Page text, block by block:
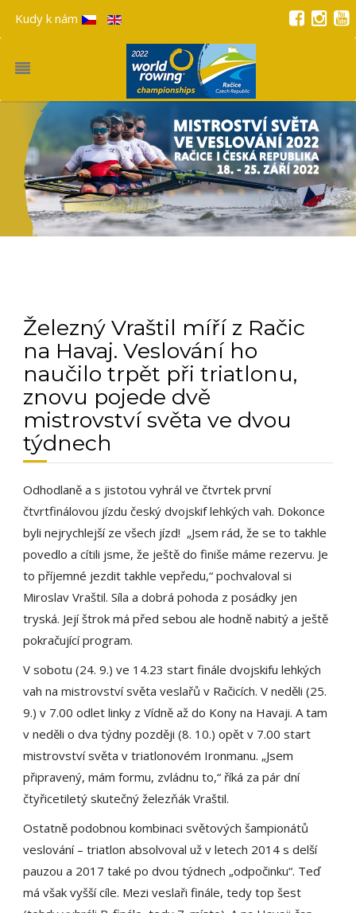
Kudy k nám
Železný Vraštil míří z Račic
na Havaj. Veslování ho
naučilo trpět při triatlonu,
znovu pojede dvě
mistrovství světa ve dvou
týdnech
Odhodlaně a s jistotou vyhrál ve čtvrtek první
čtvrtfinálovou jízdu český dvojskif lehkých vah. Dokonce
byli nejrychlejší ze všech jízd! „Jsem rád, že se to takhle
povedlo a cítili jsme, že ještě do finiše máme rezervu. Je
to příjemné jezdit takhle vepředu,“ pochvaloval si
Miroslav Vraštil. Síla a dobrá pohoda z posádky jen
tryská. Její štrok má před sebou ale hodně nabitý a ještě
pokračující program.
V sobotu (24. 9.) ve 14.23 start finále dvojskifu lehkých
vah na mistrovství světa veslařů v Račicích. V neděli (25.
9.) v 7.00 odlet linky z Vídně až do Kony na Havaji. A tam
v neděli o dva týdny později (8. 10.) opět v 7.00 start
mistrovství světa v triatlonovém Ironmanu. „Jsem
připravený, mám formu, zvládnu to,“ říká za pár dní
čtyřicetiletý skutečný železňák Vraštil.
Ostatně podobnou kombinaci světových šampionátů
veslování – triatlon absolvoval už v letech 2014 s delší
pauzou a 2017 také po dvou týdnech „odpočinku“. Teď
má však vyšší cíle. Mezi veslaři finále, tedy top šest